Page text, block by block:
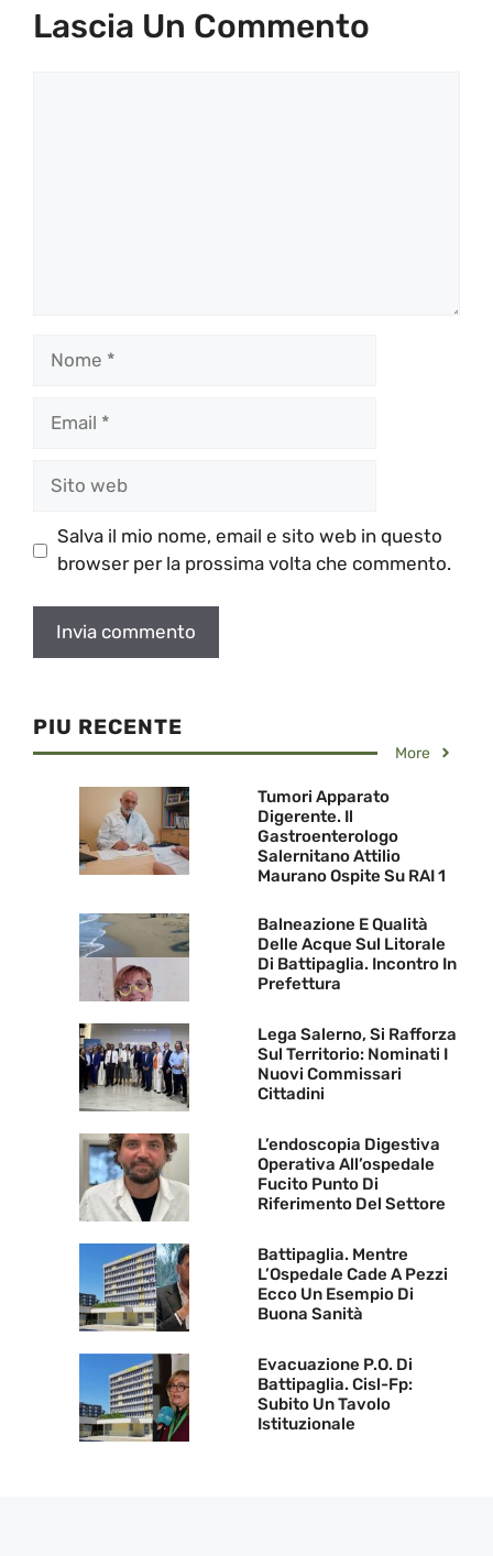
Lascia Un Commento
Salva il mio nome, email e sito web in questo
browser per la prossima volta che commento.
PIU RECENTE
More
Tumori Apparato
Digerente. Il
Gastroenterologo
Salernitano Attilio
Maurano Ospite Su RAI 1
Balneazione E Qualità
Delle Acque Sul Litorale
Di Battipaglia. Incontro In
Prefettura
Lega Salerno, Si Rafforza
Sul Territorio: Nominati I
Nuovi Commissari
Cittadini
L’endoscopia Digestiva
Operativa All’ospedale
Fucito Punto Di
Riferimento Del Settore
Battipaglia. Mentre
L’Ospedale Cade A Pezzi
Ecco Un Esempio Di
Buona Sanità
Evacuazione P.O. Di
Battipaglia. Cisl-Fp:
Subito Un Tavolo
Istituzionale